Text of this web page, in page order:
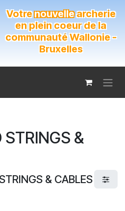
Votrenouvellearcherie
en plein coeur de la
communauté Wallonie -
Bruxelles
&
& CABLES